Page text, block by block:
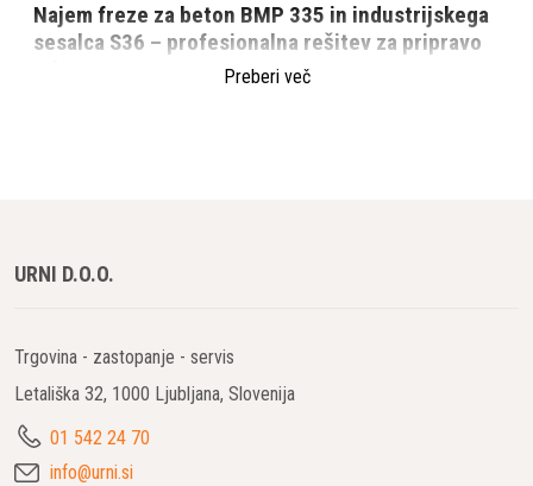
Najem freze za beton BMP 335 in industrijskega
sesalca S36 – profesionalna rešitev za pripravo
Kaj je freza za beton BMP 335 in za kaj se
Freza za beton BMP 335 je zmogljiv profesionalni stroj,
predvsem za:
odstranjevanje starih premazov, epoksija in barv
Preberi več
URNI D.O.O.
Trgovina - zastopanje - servis
Letališka 32, 1000 Ljubljana, Slovenija
01 542 24 70
info@urni.si